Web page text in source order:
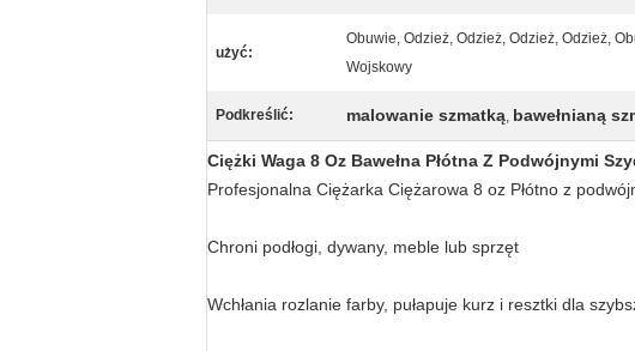
użyć:
Obuwie, Odzież, Odzież, Odzież, Odzież,
Wojskowy
Podkreślić: malowanie szmatką, bawełnianą
Ciężki Waga 8 Oz Bawełna Płótna Z Podwójnymi
Profesjonalna Ciężarka Ciężarowa 8 oz Płótno z
Chroni podłogi, dywany, meble lub sprzęt
Wchłania rozlanie farby, pułapuje kurz i resztki dla